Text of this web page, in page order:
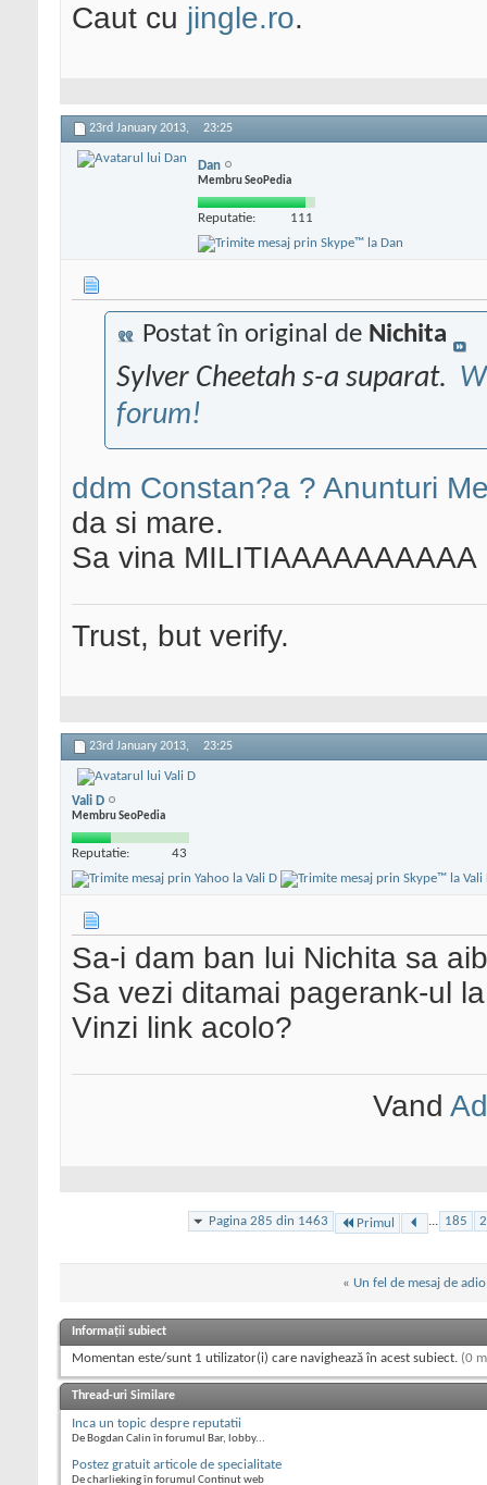
Caut cu jingle.ro.
23rd January 2013, 23:25
Dan
Membru SeoPedia
Reputatie: 111
Postat în original de Nichita
Sylver Cheetah s-a suparat.
forum!
ddm Constan?a ? Anunturi
da si mare.
Sa vina MILITIAAAAAAAAAA
Trust, but verify.
23rd January 2013, 23:25
Vali D
Membru SeoPedia
Reputatie: 43
Sa-i dam ban lui Nichita sa
Sa vezi ditamai pagerank-ul
Vinzi link acolo?
Vand
Pagina 285 din 1463 Primul ... 185
« Un fel de mesaj de adio
Informații subiect
Momentan este/sunt 1 utilizator(i) care navighează în acest subiect. (0
Thread-uri Similare
Inca un topic despre reputatii
De Bogdan Calin în forumul Bar, lobby...
Postez gratuit articole de specialitate
De charlieking în forumul Continut web